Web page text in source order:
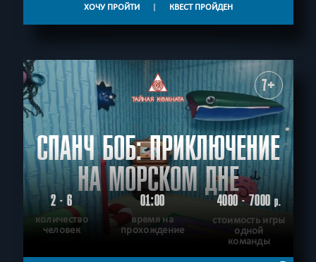
ХОЧУ ПРОЙТИ | КВЕСТ ПРОЙДЕН
7+
СПАНЧ БОБ: ПРИКЛЮЧЕНИЕ
НА МОРСКОМ ДНЕ
2 - 6
количество
человек
01:00
время на
прохождение
4000 - 7000р.
стоимость игры
одной
команды